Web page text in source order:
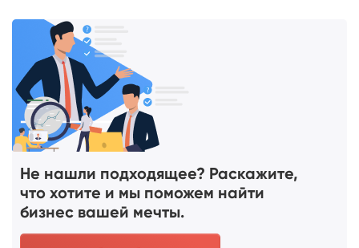
Не нашли подходящее? Раскажите,
что хотите и мы поможем найти
бизнес вашей мечты.